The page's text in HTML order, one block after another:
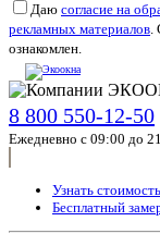
Даю согласие на
рекламных материалов.
ознакомлен.
8 800 550-12-50
Ежедневно с 09:00 до
Узнать стоимость
Бесплатный